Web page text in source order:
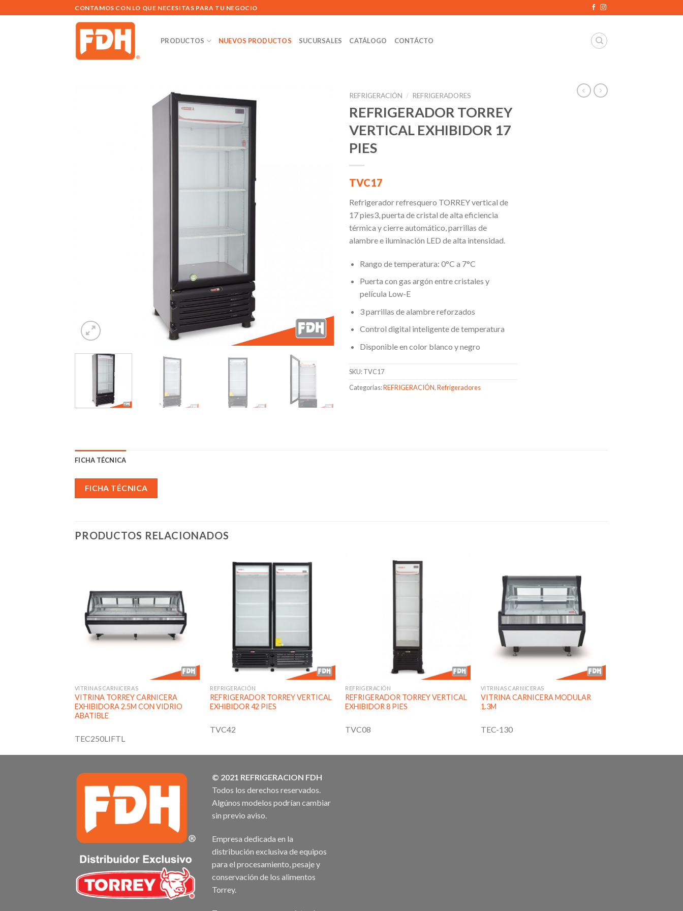
al
CONTAMOS CON LO QUE NECESITAS PARA TU NEGOCIO
PRODUCTOS NUEVOS PRODUCTOS SUCURSALES CATÁLOGO CONTÁCTO
REFRIGERACIÓN / REFRIGERADORES
REFRIGERADOR TORREY
VERTICAL EXHIBIDOR 17
PIES
TVC17
Refrigerador refresquero TORREY vertical de
17 pies3, puerta de cristal de alta eficiencia
térmica y cierre automático, parrillas de
alambre e iluminación LED de alta intensidad.
Rango de temperatura: 0°C a 7°C
Puerta con gas argón entre cristales y
película Low-E
3 parrillas de alambre reforzados
Control digital inteligente de temperatura
Disponible en color blanco y negro
SKU:TVC17
Categorías:REFRIGERACIÓN,Refrigeradores
FICHA TÉCNICA
FICHA TÉCNICA
PRODUCTOS RELACIONADOS
Añadir
a la
lista de
deseos
VITRINAS CARNICERAS
VITRINA TORREY CARNICERA
EXHIBIDORA 2.5M CON VIDRIO
ABATIBLE
TEC250LIFTL
REFRIGERACIÓN
REFRIGERADOR TORREY VERTICAL
EXHIBIDOR 42 PIES
TVC42
REFRIGERACIÓN
REFRIGERADOR TORREY VERTICAL
EXHIBIDOR 8 PIES
TVC08
Añadir
lista de
VITRINAS CARNICERAS
VITRINA CARNICERA MODULAR
1.3M
TEC-130
© 2021 REFRIGERACION FDH
Todos los derechos reservados.
Algúnos modelos podrían cambiar
sin previo aviso.
Empresa dedicada en la
distribución exclusiva de equipos
para el procesamiento, pesaje y
conservación de los alimentos
Torrey.